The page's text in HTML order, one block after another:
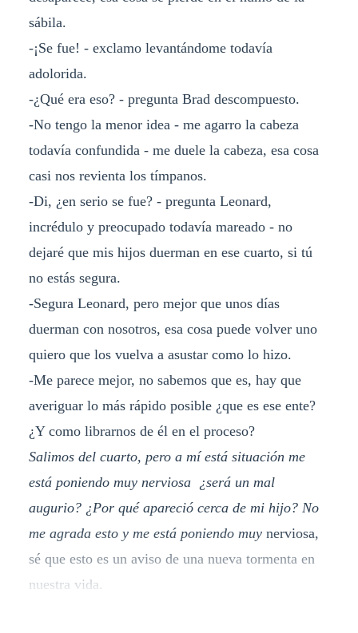
sábila.
-¡Se fue! - exclamo levantándome todavía
adolorida.
-¿Qué era eso? - pregunta Brad descompuesto.
-No tengo la menor idea - me agarro la cabeza
todavía confundida - me duele la cabeza, esa cosa
casi nos revienta los tímpanos.
-Di, ¿en serio se fue? - pregunta Leonard,
incrédulo y preocupado todavía mareado - no
dejaré que mis hijos duerman en ese cuarto, si tú
no estás segura.
-Segura Leonard, pero mejor que unos días
duerman con nosotros, esa cosa puede volver uno
quiero que los vuelva a asustar como lo hizo.
-Me parece mejor, no sabemos que es, hay que
averiguar lo más rápido posible ¿que es ese ente?
¿Y como librarnos de él en el proceso?
Salimos del cuarto, pero a mí está situación me
está poniendo muy nerviosa ¿será un mal
augurio? ¿Por qué apareció cerca de mi hijo? No
me agrada esto y me está poniendo muy nerviosa,
sé que esto es un aviso de una nueva tormenta en
nuestra vida.